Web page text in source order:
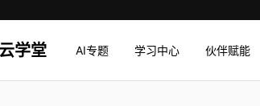
云学堂 AI专题 学习中心 伙伴赋能